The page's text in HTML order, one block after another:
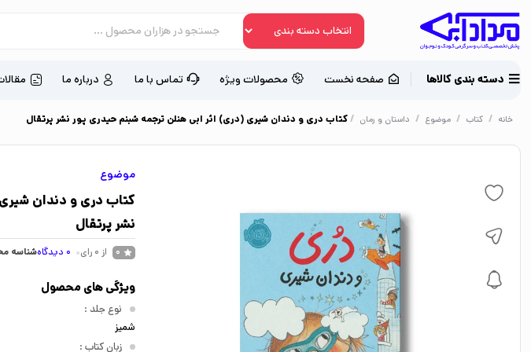
دسته بندی کالاها صفحه نخست محصولات ویژه تماس با ما درباره ما
خانه / کتاب / موضوع / داستان و رمان /کتاب دری و دندان شیری (دری) اثر ابی هنلن ترجمه شبنم حیدری پور نشر پرتقال
موضوع
کتاب دری و دندان
نشر پرتقال
0 از 0 رای 0 دیدگاهشناسه
ویژگی های محصول
نوع جلد :
شمیز
زبان کتاب :